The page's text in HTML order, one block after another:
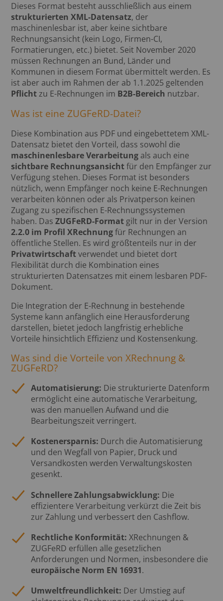
Dieses Format besteht ausschließlich aus einem
strukturierten XML-Datensatz, der
maschinenlesbar ist, aber keine sichtbare
Rechnungsansicht (kein Logo, Firmen-CI,
Formatierungen, etc.) bietet. Seit November 2020
müssen Rechnungen an Bund, Länder und
Kommunen in diesem Format übermittelt werden. Es
ist aber auch im Rahmen der ab 1.1.2025 geltenden
Pflichtzu E-Rechnungen im B2B-Bereich nutzbar.
Was ist eine ZUGFeRD-Datei?
Diese Kombination aus PDF und eingebettetem XML-
Datensatz bietet den Vorteil, dass sowohl die
maschinenlesbare Verarbeitung als auch eine
sichtbare Rechnungsansichtfür den Empfänger zur
Verfügung stehen. Dieses Format ist besonders
nützlich, wenn Empfänger noch keine E-Rechnungen
verarbeiten können oder als Privatperson keinen
Zugang zu spezifischen E-Rechnungssystemen
haben. DasZUGFeRD-Format gilt nur in der Version
2.2.0 im Profil XRechnungfür Rechnungen an
öffentliche Stellen. Es wird größtenteils nur in der
Privatwirtschaftverwendet und bietet dort
Flexibilität durch die Kombination eines
strukturierten Datensatzes mit einem lesbaren PDF-
Dokument.
Die Integration der E-Rechnung in bestehende
Systeme kann anfänglich eine Herausforderung
darstellen, bietet jedoch langfristig erhebliche
Vorteile hinsichtlich Effizienz und Kostensenkung.
Was sind die Vorteile von XRechnung &
ZUGFeRD?
Automatisierung: Die strukturierte Datenform
ermöglicht eine automatische Verarbeitung,
was den manuellen Aufwand und die
Bearbeitungszeit verringert.
Kostenersparnis: Durch die Automatisierung
und den Wegfall von Papier, Druck und
Versandkosten werden Verwaltungskosten
gesenkt.
Schnellere Zahlungsabwicklung: Die
effizientere Verarbeitung verkürzt die Zeit bis
zur Zahlung und verbessert den Cashflow.
Rechtliche Konformität: XRechnungen &
ZUGFeRD erfüllen alle gesetzlichen
Anforderungen und Normen, insbesondere die
europäische Norm EN 16931.
Umweltfreundlichkeit: Der Umstieg auf